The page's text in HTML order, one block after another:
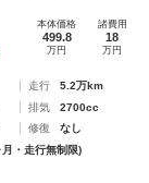
品ＫＮＯＴＲ
イン製１１イン
本体価格
499.8
万円
諸費用
18
万円
走行
5.2万km
排気
2700cc
修復
なし
・走行無制限)